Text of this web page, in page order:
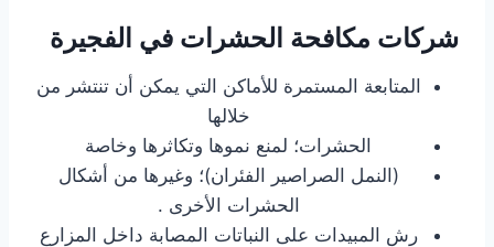
شركات مكافحة الحشرات في الفجيرة
المتابعة المستمرة للأماكن التي يمكن أن تنتشر من
خلالها
الحشرات؛ لمنع نموها وتكاثرها وخاصة
(النمل الصراصير الفئران)؛ وغيرها من أشكال
الحشرات الأخرى .
رش المبيدات على النباتات المصابة داخل المزارع